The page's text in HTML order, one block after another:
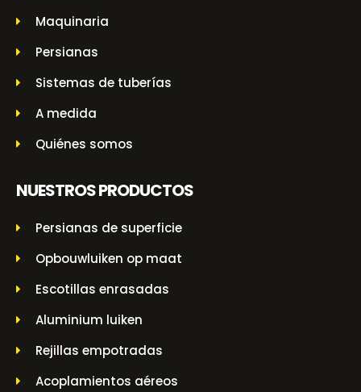
Maquinaria
Persianas
Sistemas de tuberías
A medida
Quiénes somos
NUESTROS PRODUCTOS
Persianas de superficie
Opbouwluiken op maat
Escotillas enrasadas
Aluminium luiken
Rejillas empotradas
Acoplamientos aéreos